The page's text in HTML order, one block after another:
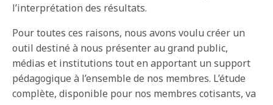
l’interprétation des résultats.
Pour toutes ces raisons, nous avons voulu créer un
outil destiné à nous présenter au grand public,
médias et institutions tout en apportant un support
pédagogique à l’ensemble de nos membres. L’étude
complète, disponible pour nos membres cotisants, va